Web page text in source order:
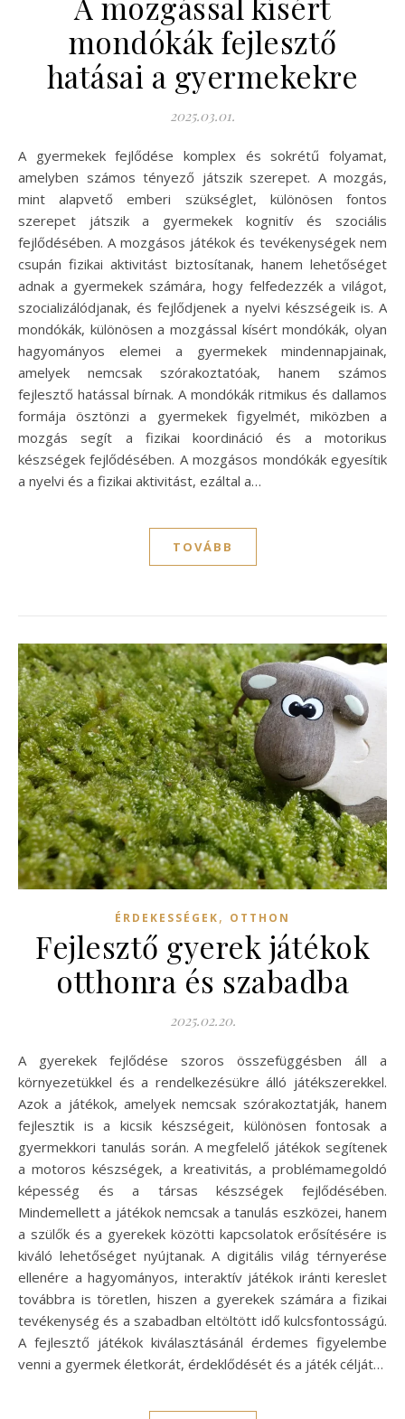
mondókák fejlesztő
hatásai a gyermekekre
2025.03.01.
A gyermekek fejlődése komplex és sokrétű folyamat,
amelyben számos tényező játszik szerepet. A mozgás,
mint alapvető emberi szükséglet, különösen fontos
szerepet játszik a gyermekek kognitív és szociális
fejlődésében. A mozgásos játékok és tevékenységek nem
csupán fizikai aktivitást biztosítanak, hanem lehetőséget
adnak a gyermekek számára, hogy felfedezzék a világot,
szocializálódjanak, és fejlődjenek a nyelvi készségeik is. A
mondókák, különösen a mozgással kísért mondókák, olyan
hagyományos elemei a gyermekek mindennapjainak,
amelyek nemcsak szórakoztatóak, hanem számos
fejlesztő hatással bírnak. A mondókák ritmikus és dallamos
formája ösztönzi a gyermekek figyelmét, miközben a
mozgás segít a fizikai koordináció és a motorikus
készségek fejlődésében. A mozgásos mondókák egyesítik
a nyelvi és a fizikai aktivitást, ezáltal a…
TOVÁBB
ÉRDEKESSÉGEK, OTTHON
Fejlesztő gyerek játékok
otthonra és szabadba
2025.02.20.
A gyerekek fejlődése szoros összefüggésben áll a
környezetükkel és a rendelkezésükre álló játékszerekkel.
Azok a játékok, amelyek nemcsak szórakoztatják, hanem
fejlesztik is a kicsik készségeit, különösen fontosak a
gyermekkori tanulás során. A megfelelő játékok segítenek
a motoros készségek, a kreativitás, a problémamegoldó
képesség és a társas készségek fejlődésében.
Mindemellett a játékok nemcsak a tanulás eszközei, hanem
a szülők és a gyerekek közötti kapcsolatok erősítésére is
kiváló lehetőséget nyújtanak. A digitális világ térnyerése
ellenére a hagyományos, interaktív játékok iránti kereslet
továbbra is töretlen, hiszen a gyerekek számára a fizikai
tevékenység és a szabadban eltöltött idő kulcsfontosságú.
A fejlesztő játékok kiválasztásánál érdemes figyelembe
venni a gyermek életkorát, érdeklődését és a játék célját…